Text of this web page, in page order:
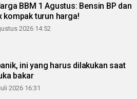
BBM 1 Agustus: Bensin BP dan
kompak turun harga!
2026 14:52
ini yang harus dilakukan saat
bakar
2026 16:31